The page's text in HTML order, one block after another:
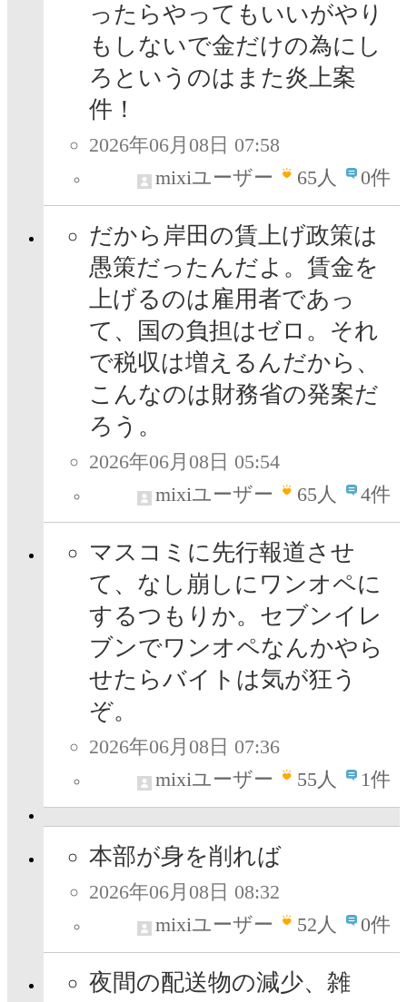
ったらやってもいいがやり
もしないで金だけの為にし
ろというのはまた炎上案
件！
2026年06月08日 07:58
mixiユーザー
65人 0件
だから岸田の賃上げ政策は
愚策だったんだよ。賃金を
上げるのは雇用者であっ
て、国の負担はゼロ。それ
で税収は増えるんだから、
こんなのは財務省の発案だ
ろう。
2026年06月08日 05:54
mixiユーザー
65人 4件
マスコミに先行報道させ
て、なし崩しにワンオペに
するつもりか。セブンイレ
ブンでワンオペなんかやら
せたらバイトは気が狂う
ぞ。
2026年06月08日 07:36
mixiユーザー
55人 1件
本部が身を削れば
2026年06月08日 08:32
mixiユーザー
52人 0件
夜間の配送物の減少、雑